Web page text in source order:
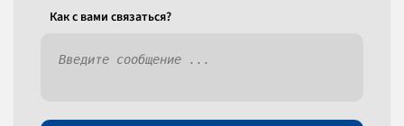
Как c вами связаться?